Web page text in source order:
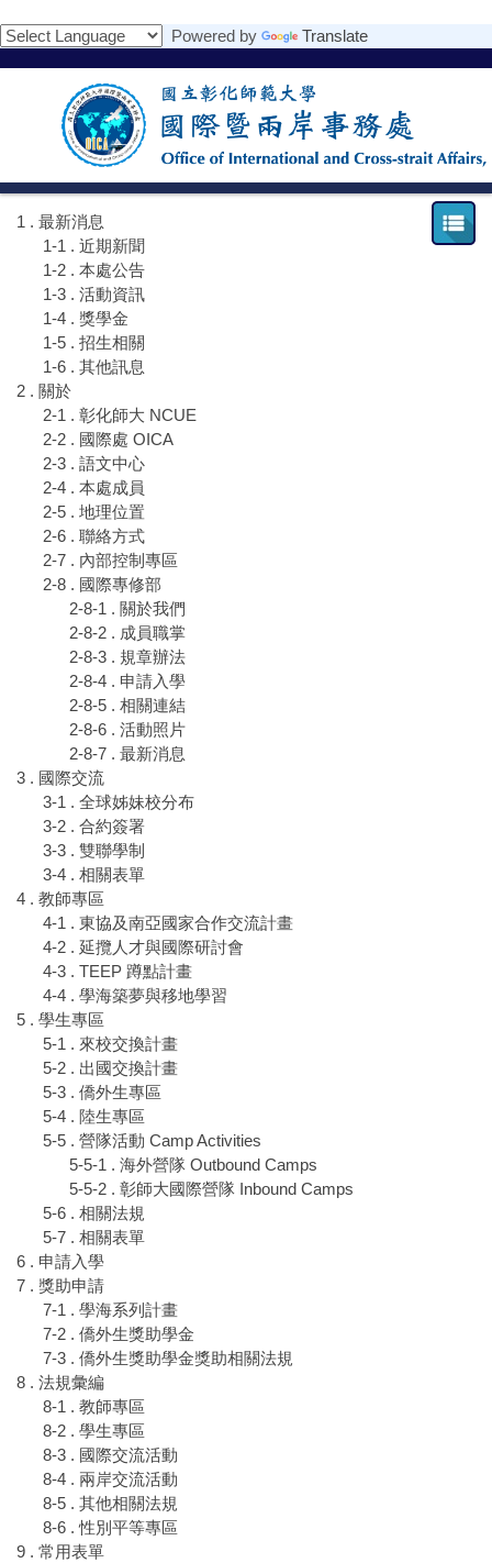
到
主
Powered by Translate
1 . 最新消息
1-1 . 近期新聞
1-2 . 本處公告
1-3 . 活動資訊
1-4 . 獎學金
1-5 . 招生相關
1-6 . 其他訊息
2 . 關於
2-1 . 彰化師大 NCUE
2-2 . 國際處 OICA
2-3 . 語文中心
2-4 . 本處成員
2-5 . 地理位置
2-6 . 聯絡方式
2-7 . 內部控制專區
2-8 . 國際專修部
2-8-1 . 關於我們
2-8-2 . 成員職掌
2-8-3 . 規章辦法
2-8-4 . 申請入學
2-8-5 . 相關連結
2-8-6 . 活動照片
2-8-7 . 最新消息
3 . 國際交流
3-1 . 全球姊妹校分布
3-2 . 合約簽署
3-3 . 雙聯學制
3-4 . 相關表單
4 . 教師專區
4-1 . 東協及南亞國家合作交流計畫
4-2 . 延攬人才與國際研討會
4-3 . TEEP 蹲點計畫
4-4 . 學海築夢與移地學習
5 . 學生專區
5-1 . 來校交換計畫
5-2 . 出國交換計畫
5-3 . 僑外生專區
5-4 . 陸生專區
5-5 . 營隊活動 Camp Activities
5-5-1 . 海外營隊 Outbound Camps
5-5-2 . 彰師大國際營隊 Inbound Camps
5-6 . 相關法規
5-7 . 相關表單
6 . 申請入學
7 . 獎助申請
7-1 . 學海系列計畫
7-2 . 僑外生獎助學金
7-3 . 僑外生獎助學金獎助相關法規
8 . 法規彙編
8-1 . 教師專區
8-2 . 學生專區
8-3 . 國際交流活動
8-4 . 兩岸交流活動
8-5 . 其他相關法規
8-6 . 性別平等專區
9 . 常用表單